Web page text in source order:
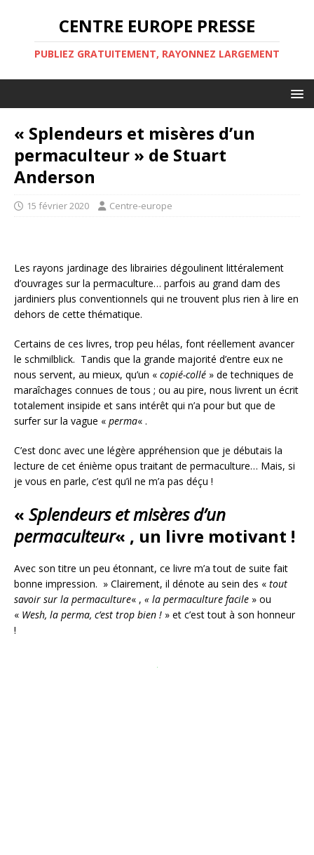
CENTRE EUROPE PRESSE
PUBLIEZ GRATUITEMENT, RAYONNEZ LARGEMENT
« Splendeurs et misères d’un
permaculteur » de Stuart
Anderson
15 février 2020 Centre-europe
Les rayons jardinage des librairies dégoulinent littéralement
d’ouvrages sur la permaculture… parfois au grand dam des
jardiniers plus conventionnels qui ne trouvent plus rien à lire en
dehors de cette thématique.
Certains de ces livres, trop peu hélas, font réellement avancer
le schmilblick. Tandis que la grande majorité d’entre eux ne
nous servent, au mieux, qu’un « copié-collé » de techniques de
maraîchages connues de tous ; ou au pire, nous livrent un écrit
totalement insipide et sans intérêt qui n’a pour but que de
surfer sur la vague « perma« .
C’est donc avec une légère appréhension que je débutais la
lecture de cet énième opus traitant de permaculture… Mais, si
je vous en parle, c’est qu’il ne m’a pas déçu !
« Splendeurs et misères d’un
permaculteur« , un livre motivant !
Avec son titre un peu étonnant, ce livre m’a tout de suite fait
bonne impression. » Clairement, il dénote au sein des « tout
savoir sur la permaculture« , « la permaculture facile » ou
« Wesh, la perma, c’est trop bien ! » et c’est tout à son honneur
!